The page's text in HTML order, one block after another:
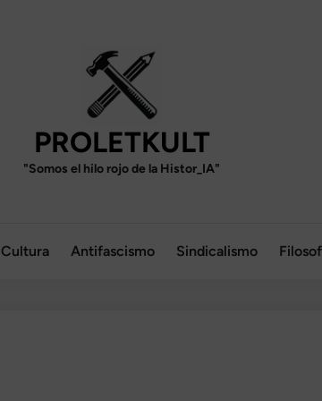
PROLETKULT
"Somos el hilo rojo de la Histor_IA"
Cultura Antifascismo Sindicalismo